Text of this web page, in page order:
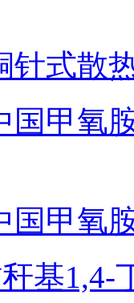
针式散
国甲氧
国甲氧
基1,4-